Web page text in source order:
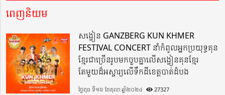
ពេញនិយម
សង្វៀន GANZBERG KUN KHMER
FESTIVAL CONCERT នាំកំពូលអ្នកប្រយុទ្ធគុន
ខ្មែរជាច្រើនរូបមកចួបគ្នាលើសង្វៀនគុនខ្មែរ
តែមួយដ៏អស្ចារ្យលើទឹកដីខេត្តបាត់ដំបង
ថ្ងៃពុធ ទី១៦ ខែតុលា ឆ្នាំ២០២៤ 27327